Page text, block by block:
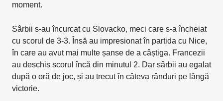
moment.
Sârbii s-au încurcat cu Slovacko, meci care s-a încheiat
cu scorul de 3-3. Însă au impresionat în partida cu Nice,
în care au avut mai multe șanse de a câștiga. Francezii
au deschis scorul încă din minutul 2. Dar sârbii au egalat
după o oră de joc, și au trecut în câteva rânduri pe lângă
victorie.